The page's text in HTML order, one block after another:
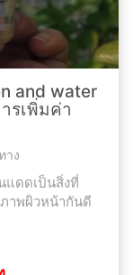
and water
รเพิ่มค่า
าง
แดดเป็นสิ่งที่
าพผิวหน้ากันดี